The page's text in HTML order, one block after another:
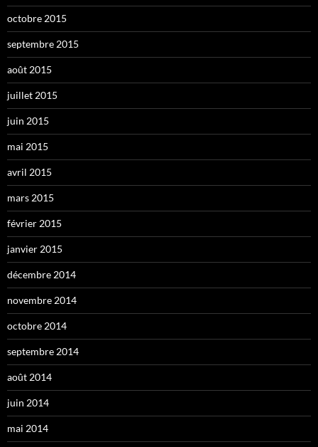
octobre 2015
septembre 2015
août 2015
juillet 2015
juin 2015
mai 2015
avril 2015
mars 2015
février 2015
janvier 2015
décembre 2014
novembre 2014
octobre 2014
septembre 2014
août 2014
juin 2014
mai 2014